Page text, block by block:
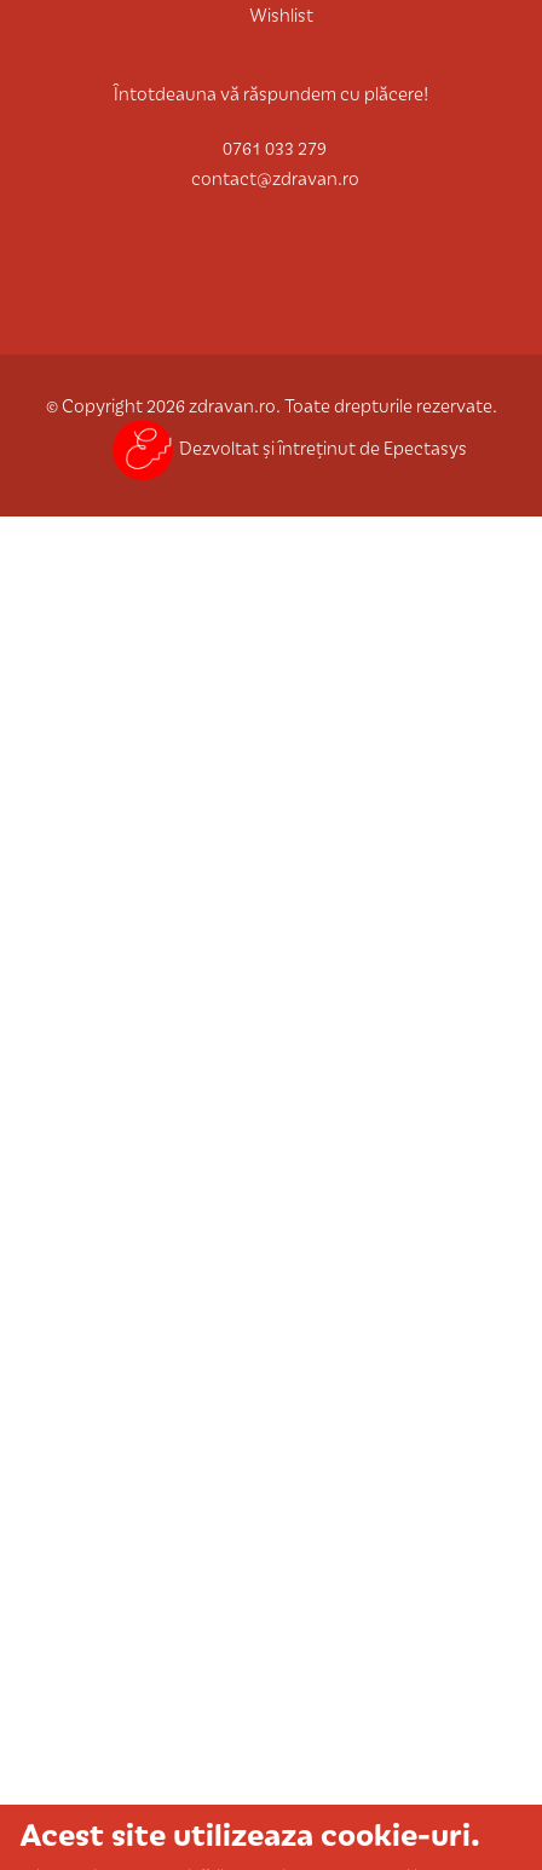
Wishlist
Întotdeauna vă răspundem cu plăcere!
0761 033 279
contact@zdravan.ro
© Copyright 2026 zdravan.ro. Toate drepturile rezervate.
Dezvoltat și întreținut de Epectasys
Acest site utilizeaza cookie-uri.